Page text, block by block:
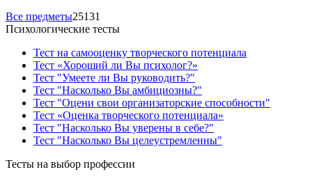
Все предметы25131
Психологические тесты
Тест на самооценку творческого потенциала
Тест «Хороший ли Вы психолог?»
Тест "Умеете ли Вы руководить?"
Тест "Насколько Вы амбициозны?"
Тест "Оцени свои организаторские способности"
Тест «Оценка творческого потенциала»
Тест "Насколько Вы уверены в себе?"
Тест "Насколько Вы целеустремленны"
Тесты на выбор профессии